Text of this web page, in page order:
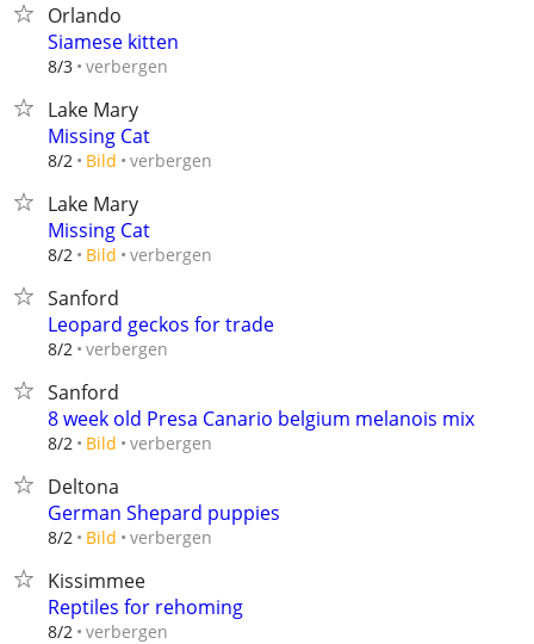
Orlando
Siamese kitten
8/3 verbergen
Lake Mary
Missing Cat
8/2 Bild verbergen
Lake Mary
Missing Cat
8/2 Bild verbergen
Sanford
Leopard geckos for trade
8/2 verbergen
Sanford
8 week old Presa Canario belgium melanois mix
8/2 Bild verbergen
Deltona
German Shepard puppies
8/2 Bild verbergen
Kissimmee
Reptiles for rehoming
8/2 verbergen